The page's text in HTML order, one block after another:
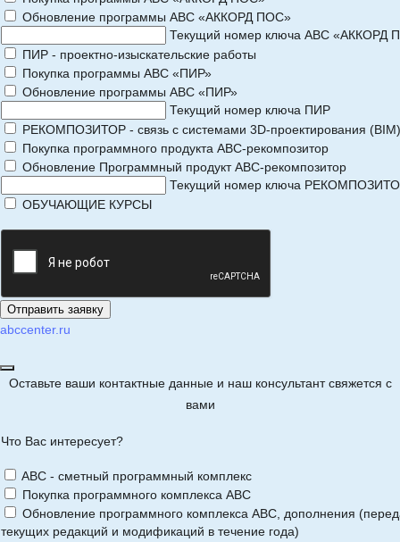
Обновление программы АВС «АККОРД ПОС»
Текущий номер ключа АВС «АККОРД
ПИР - проектно-изыскательские работы
Покупка программы АВС «ПИР»
Обновление программы АВС «ПИР»
Текущий номер ключа ПИР
РЕКОМПОЗИТОР - связь с системами 3D-проектирования (BIM)
Покупка программного продукта АВС-рекомпозитор
Обновление Программный продукт АВС-рекомпозитор
Текущий номер ключа
ОБУЧАЮЩИЕ КУРСЫ
abccenter.ru
Оставьте ваши контактные данные и наш консультант свяжется с
вами
Что Вас интересует?
ABC - сметный программный комплекс
Покупка программного комплекса АВС
Обновление программного комплекса АВС, дополнения
текущих редакций и модификаций в течение года)